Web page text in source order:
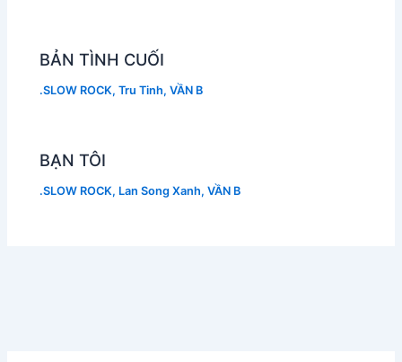
BẢN TÌNH CUỐI
.SLOW ROCK,Tru Tinh,VẦN B
BẠN TÔI
.SLOW ROCK, Lan Song Xanh,VẦN B